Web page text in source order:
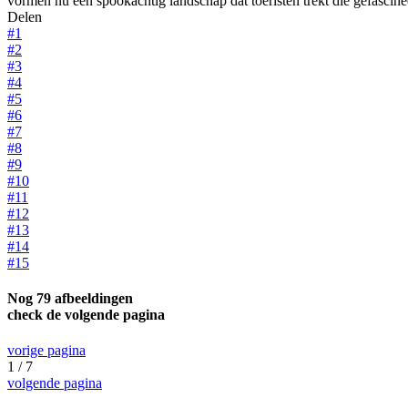
Delen
#1
#2
#3
#4
#5
#6
#7
#8
#9
#10
#11
#12
#13
#14
#15
Nog 79 afbeeldingen
check de volgende pagina
vorige pagina
1 / 7
volgende pagina